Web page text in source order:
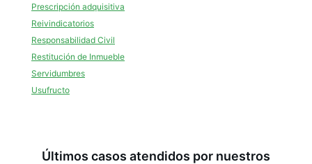
Prescripción adquisitiva
Reivindicatorios
Responsabilidad Civil
Restitución de Inmueble
Servidumbres
Usufructo
Últimos casos atendidos por nuestros